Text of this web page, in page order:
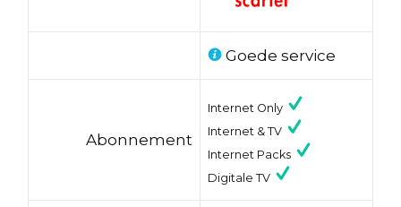
Goede service
Abonnement
Internet Only
Internet & TV
Internet Packs
Digitale TV